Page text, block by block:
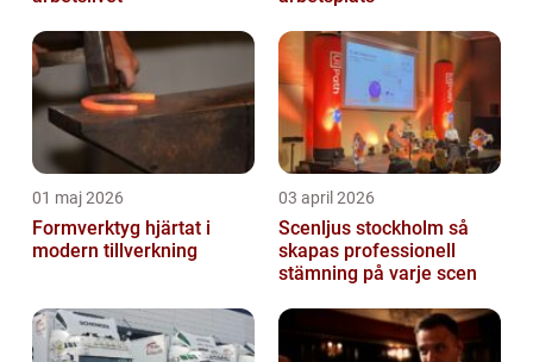
01 maj 2026
Formverktyg hjärtat i
modern tillverkning
03 april 2026
Scenljus stockholm så
skapas professionell
stämning på varje scen